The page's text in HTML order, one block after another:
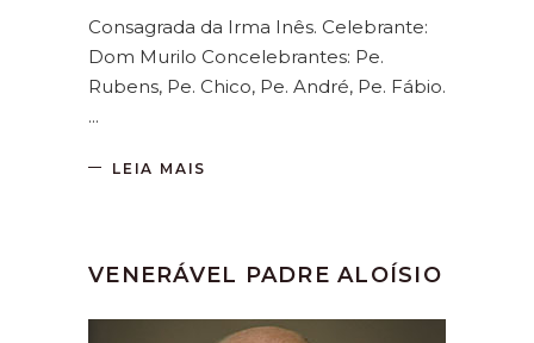
Consagrada da Irma Inês. Celebrante:
Dom Murilo Concelebrantes: Pe.
Rubens, Pe. Chico, Pe. André, Pe. Fábio.
LEIA MAIS
VENERÁVEL PADRE ALOÍSIO